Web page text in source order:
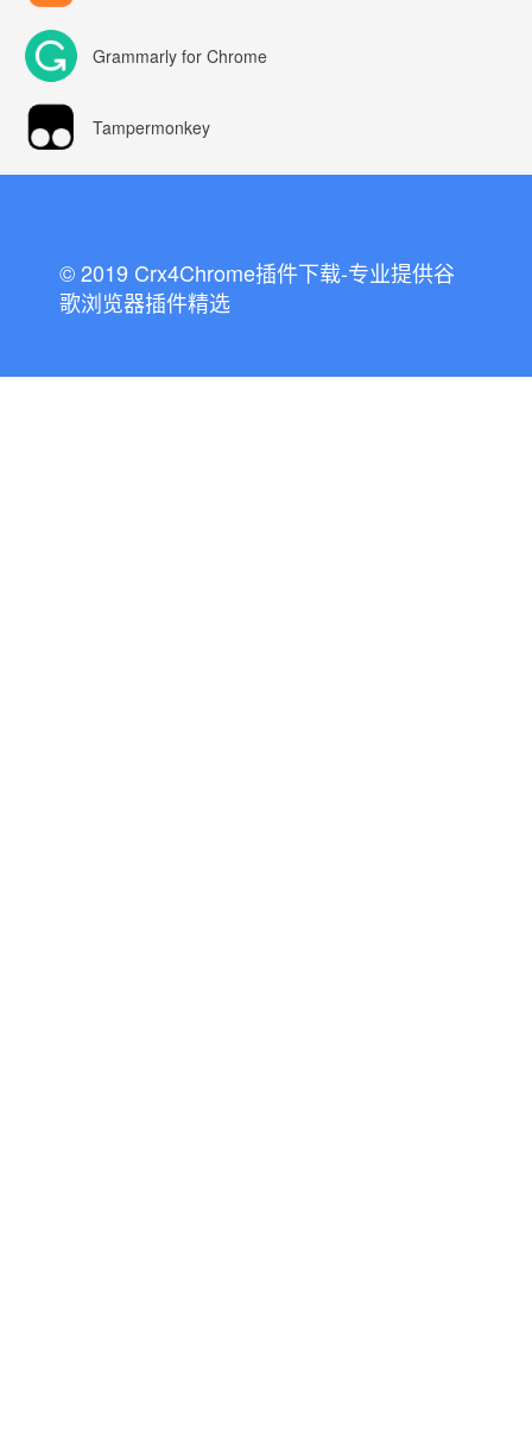
Grammarly for Chrome
Tampermonkey
© 2019 Crx4Chrome插件下载-专业提供谷
歌浏览器插件精选